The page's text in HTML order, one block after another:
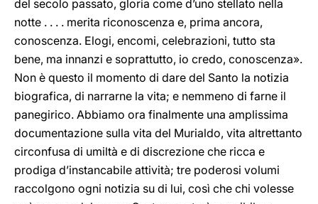
del secolo passato, gloria come d’uno stellato nella
notte . . . . merita riconoscenza e, prima ancora,
conoscenza. Elogi, encomi, celebrazioni, tutto sta
bene, ma innanzi e soprattutto, io credo, conoscenza».
Non è questo il momento di dare del Santo la notizia
biografica, di narrarne la vita; e nemmeno di farne il
panegirico. Abbiamo ora finalmente una amplissima
documentazione sulla vita del Murialdo, vita altrettanto
circonfusa di umiltà e di discrezione che ricca e
prodiga d’instancabile attività; tre poderosi volumi
raccolgono ogni notizia su di lui, così che chi volesse